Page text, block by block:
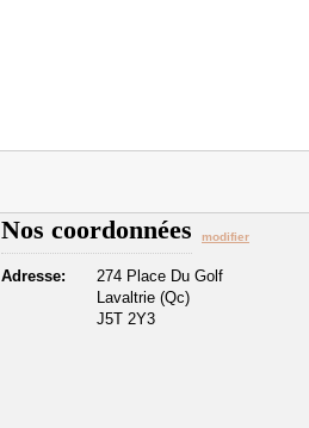
Nos coordonnées modifier
Adresse:
274 Place Du Golf
Lavaltrie (Qc)
J5T 2Y3